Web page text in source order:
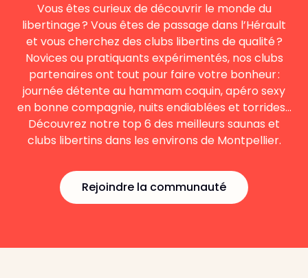
Vous êtes curieux de découvrir le monde du
libertinage ? Vous êtes de passage dans l’Hérault
et vous cherchez des clubs libertins de qualité ?
Novices ou pratiquants expérimentés, nos clubs
partenaires ont tout pour faire votre bonheur :
journée détente au hammam coquin, apéro sexy
en bonne compagnie, nuits endiablées et torrides…
Découvrez notre top 6 des meilleurs saunas et
clubs libertins dans les environs de Montpellier.
Rejoindre la communauté